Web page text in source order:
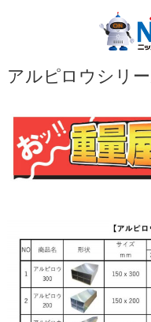
アルピロウシリ